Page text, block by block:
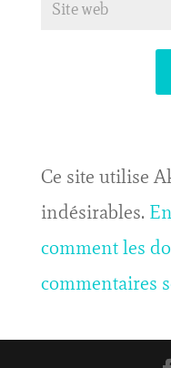
Ce site utilise
indésirables.
comment les
commentaires